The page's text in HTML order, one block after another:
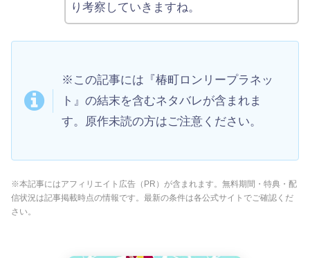
り考察していきますね。
※この記事には『椿町ロンリープラネッ
ト』の結末を含むネタバレが含まれま
す。原作未読の方はご注意ください。
※本記事にはアフィリエイト広告（PR）が含まれます。無料期間・特典・配
信状況は記事掲載時点の情報です。最新の条件は各公式サイトでご確認くだ
さい。